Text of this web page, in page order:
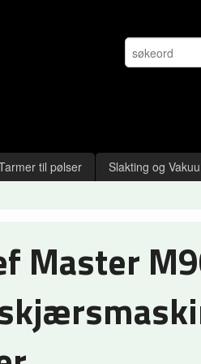
til pølser Slakting og
Master